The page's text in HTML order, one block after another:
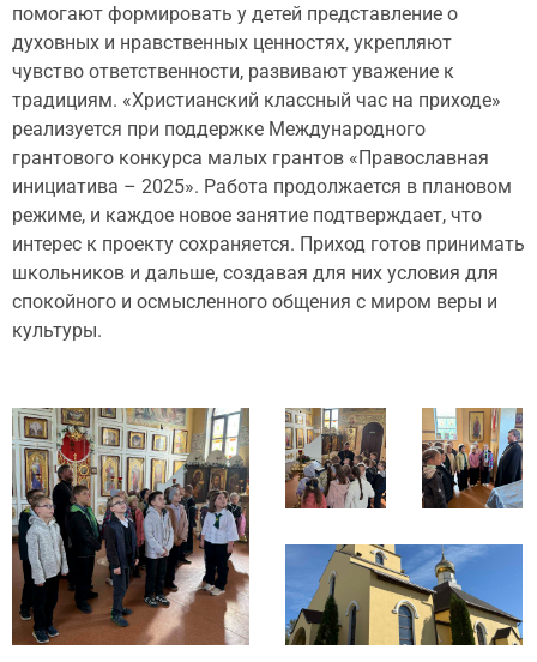
помогают формировать у детей представление о
духовных и нравственных ценностях, укрепляют
чувство ответственности, развивают уважение к
традициям. «Христианский классный час на приходе»
реализуется при поддержке Международного
грантового конкурса малых грантов «Православная
инициатива – 2025». Работа продолжается в плановом
режиме, и каждое новое занятие подтверждает, что
интерес к проекту сохраняется. Приход готов принимать
школьников и дальше, создавая для них условия для
спокойного и осмысленного общения с миром веры и
культуры.